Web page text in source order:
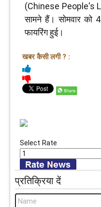
(Chinese People's
सामने हैं। सोमवार को
फायरिंग हुई।
खबर कैसी लगी ? :
Select Rate
प्रतिक्रिया दें